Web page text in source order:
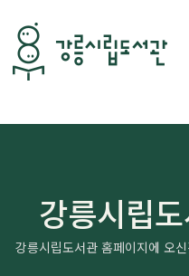
강릉시립
강릉시립도서관 홈페이지에 오